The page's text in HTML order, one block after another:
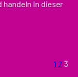
handeln in dieser
1 2 3